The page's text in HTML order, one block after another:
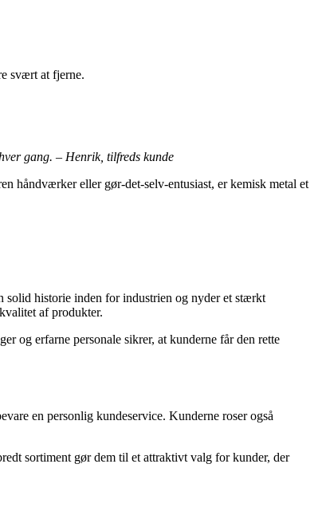
svært at fjerne.
gang. – Henrik, tilfreds kunde
håndværker eller gør-det-selv-entusiast, er kemisk metal et
solid historie inden for industrien og nyder et stærkt
af produkter.
og erfarne personale sikrer, at kunderne får den rette
en personlig kundeservice. Kunderne roser også
sortiment gør dem til et attraktivt valg for kunder, der